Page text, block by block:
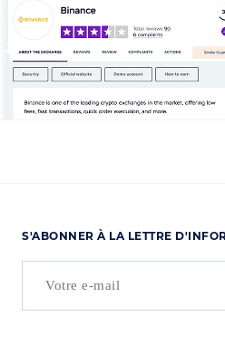
S'ABONNER À LA LETTRE